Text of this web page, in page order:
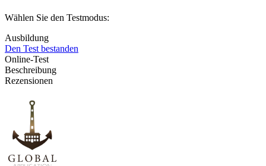
Wählen Sie den Testmodus:
Ausbildung
Den Test bestanden
Online-Test
Beschreibung
Rezensionen